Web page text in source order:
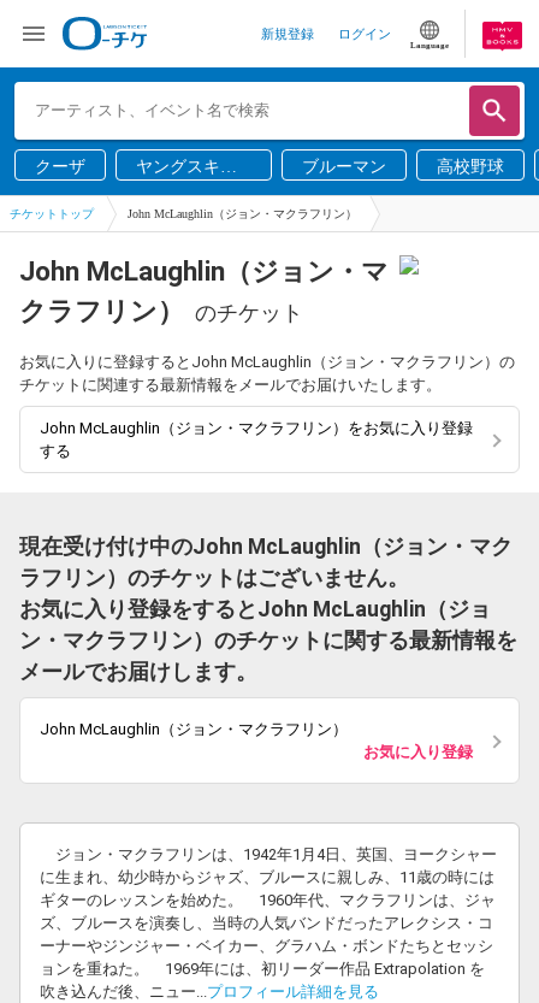
新規登録 ログイン
Language
クーザ
ヤングスキニ
ー
ブルーマン 高校野球
チケットトップ John McLaughlin（ジョン・マクラフリン）
John McLaughlin（ジョン・マ
クラフリン）
のチケット
お気に入りに登録するとJohn McLaughlin（ジョン・マクラフリン）の
チケットに関連する最新情報をメールでお届けいたします。
John McLaughlin（ジョン・マクラフリン）をお気に入り登録
する
現在受け付け中のJohn McLaughlin（ジョン・マク
ラフリン）のチケットはございません。
お気に入り登録をするとJohn McLaughlin（ジョ
ン・マクラフリン）のチケットに関する最新情報を
メールでお届けします。
John McLaughlin（ジョン・マクラフリン）
お気に入り登録
ジョン・マクラフリンは、1942年1月4日、英国、ヨークシャー
に生まれ、幼少時からジャズ、ブルースに親しみ、11歳の時には
ギターのレッスンを始めた。 1960年代、マクラフリンは、ジャ
ズ、ブルースを演奏し、当時の人気バンドだったアレクシス・コ
ーナーやジンジャー・ベイカー、グラハム・ボンドたちとセッシ
ョンを重ねた。 1969年には、初リーダー作品 Extrapolation を
吹き込んだ後、ニュー...プロフィール詳細を見る